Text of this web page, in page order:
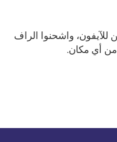
للآيفون، واشحنوا الراف
أي مكان.